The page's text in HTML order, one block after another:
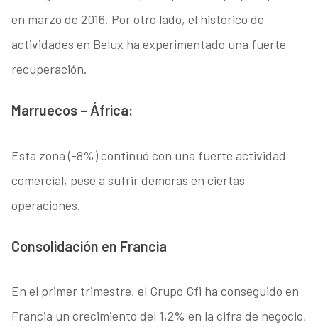
en marzo de 2016. Por otro lado, el histórico de
actividades en Belux ha experimentado una fuerte
recuperación.
Marruecos – África:
Esta zona (-8%) continuó con una fuerte actividad
comercial, pese a sufrir demoras en ciertas
operaciones.
Consolidación en Francia
En el primer trimestre, el Grupo Gfi ha conseguido en
Francia un crecimiento del 1,2% en la cifra de negocio,